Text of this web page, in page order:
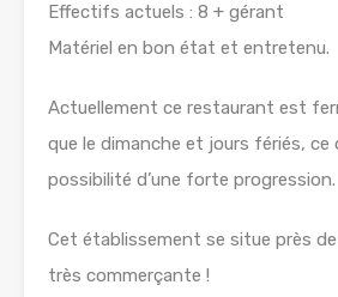
Effectifs actuels : 8 + gérant
Matériel en bon état et entretenu.
Actuellement ce restaurant est
que le dimanche et jours fériés, ce
possibilité d’une forte progression.
Cet établissement se situe près de
très commerçante !